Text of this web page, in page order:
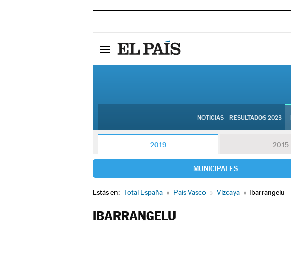
NOTICIAS RESULTADOS 2023
2019 2015
MUNICIPALES
Estás en: Total España » País Vasco » Vizcaya » Ibarrangelu
IBARRANGELU